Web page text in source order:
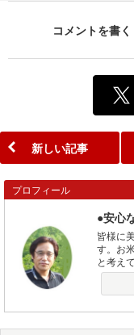
コメントを書く
新しい記事
プロフィール
●安心
皆様に
す。お
と考え